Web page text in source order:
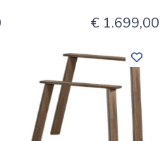
€ 1.699,00